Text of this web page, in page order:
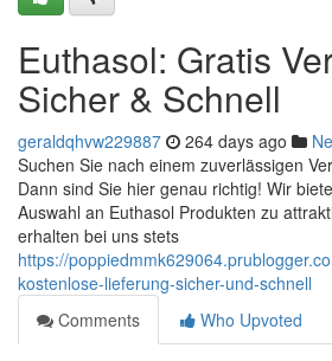
Euthasol: Gratis
Sicher & Schnell
geraldqhvw229887 264 days ago
Suchen Sie nach einem zuverlässigen
Dann sind Sie hier genau richtig! Wir
Auswahl an Euthasol Produkten zu
erhalten bei uns stets
https://
kostenlose-lieferung-sicher-und-schnell
Comments
Who Upvoted